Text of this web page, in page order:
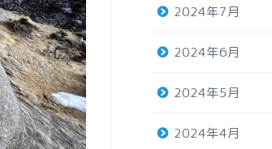
2024年7月
2024年6月
2024年5月
2024年4月